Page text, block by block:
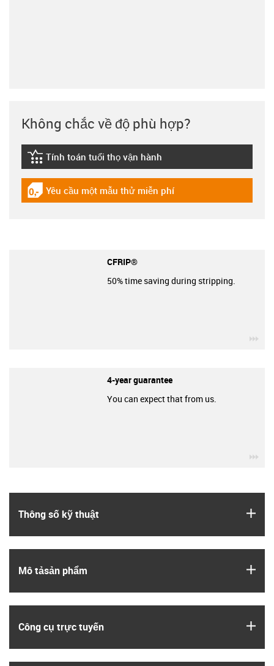
Thông số kỹ thuật
Mô tả­sản phẩm
Công cụ trực tuyến
Không chắc về độ phù hợp?
igus-icon-lebensdauerrechner
Tính toán tuổi thọ vận hành
igus-icon-gratismuster
Yêu cầu một mẫu thử miễn phí
CFRIP®
50% time saving during stripping.
4-year guarantee
You can expect that from us.